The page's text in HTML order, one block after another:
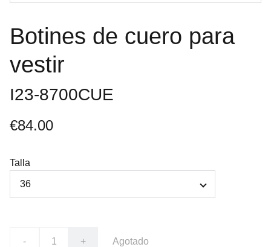
Botines de cuero para
vestir
I23-8700CUE
€84.00
Talla
- + Agotado